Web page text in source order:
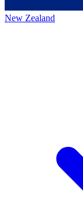
New Zealand